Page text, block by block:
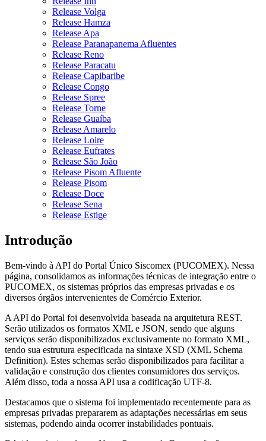
Release Volga
Release Hamza
Release Apa
Release Paranapanema Afluentes
Release Reno
Release Paracatu
Release Capibaribe
Release Congo
Release Spree
Release Torne
Release Guaíba
Release Amarelo
Release Loire
Release Eufrates
Release São João
Release Pisom Afluente
Release Pisom
Release Doce
Release Sena
Release Estige
Introdução
Bem-vindo à API do Portal Único Siscomex (PUCOMEX). Nessa
página, consolidamos as informações técnicas de integração entre o
PUCOMEX, os sistemas próprios das empresas privadas e os
diversos órgãos intervenientes de Comércio Exterior.
A API do Portal foi desenvolvida baseada na arquitetura REST.
Serão utilizados os formatos XML e JSON, sendo que alguns
serviços serão disponibilizados exclusivamente no formato XML,
tendo sua estrutura especificada na sintaxe XSD (XML Schema
Definition). Estes schemas serão disponibilizados para facilitar a
validação e construção dos clientes consumidores dos serviços.
Além disso, toda a nossa API usa a codificação UTF-8.
Destacamos que o sistema foi implementado recentemente para as
empresas privadas prepararem as adaptações necessárias em seus
sistemas, podendo ainda ocorrer instabilidades pontuais.